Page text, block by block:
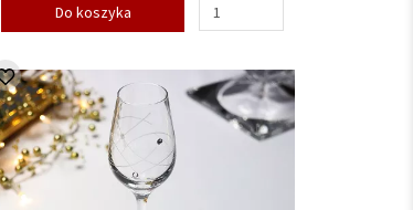
Do koszyka